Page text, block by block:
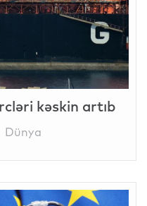
kəskin artıb
Dünya